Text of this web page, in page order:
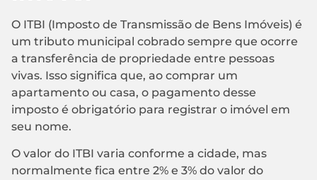
O ITBI (Imposto de Transmissão de Bens Imóveis) é
um tributo municipal cobrado sempre que ocorre
a transferência de propriedade entre pessoas
vivas. Isso significa que, ao comprar um
apartamento ou casa, o pagamento desse
imposto é obrigatório para registrar o imóvel em
seu nome.
O valor do ITBI varia conforme a cidade, mas
normalmente fica entre 2% e 3% do valor do